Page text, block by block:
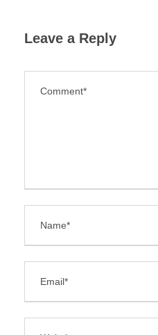
Leave a Reply